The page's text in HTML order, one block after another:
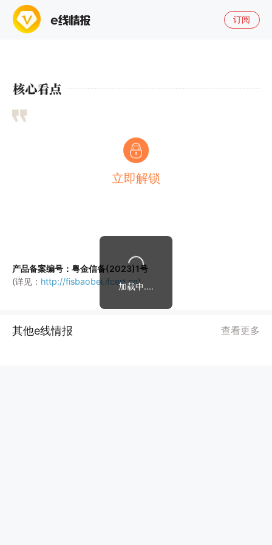
订阅
立即解锁
产品备案编号：粤金信备(2023)1号
(详见： http://fisbaobei.ifcert.cn)
其他e线情报 查看更多
加载中....